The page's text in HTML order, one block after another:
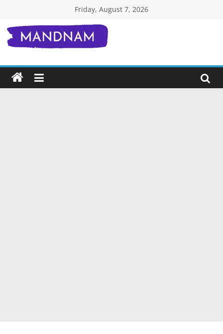
content
Friday, August 7, 2026
Mandnam.com
जाने
एक-